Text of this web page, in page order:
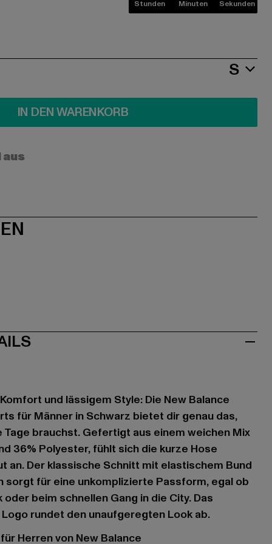
Stunden Minuten Sekunden
S
IN DEN WARENKORB
und lässigem Style: Die New Balance
für Männer in Schwarz bietet dir genau das,
brauchst. Gefertigt aus einem weichen Mix
36% Polyester, fühlt sich die kurze Hose
an. Der klassische Schnitt mit elastischem Bund
sorgt für eine unkomplizierte Passform, egal ob
oder beim schnellen Gang in die City. Das
rundet den unaufgeregten Look ab.
Herren von New Balance